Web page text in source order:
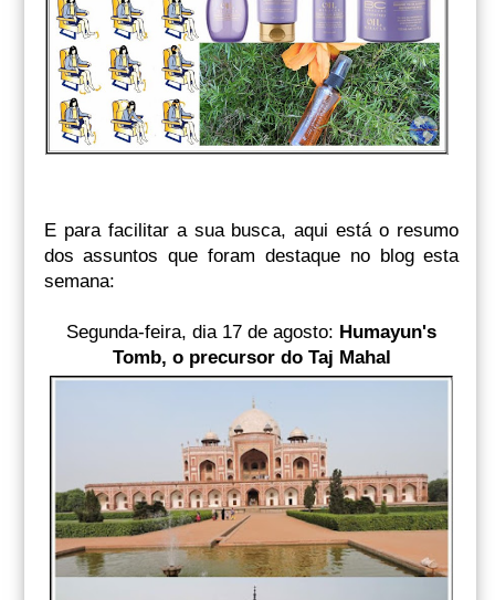
E para facilitar a sua busca, aqui está o resumo
dos assuntos que foram destaque no blog esta
semana:
Segunda-feira, dia 17 de agosto: Humayun's
Tomb, o precursor do Taj Mahal